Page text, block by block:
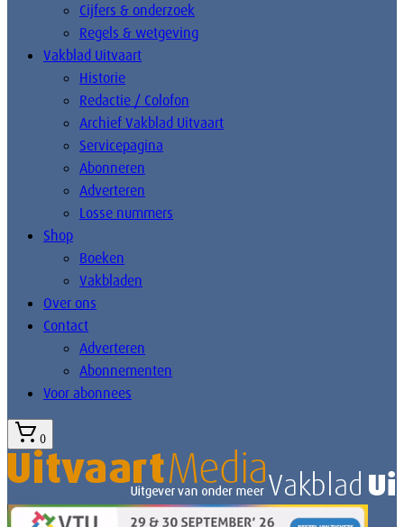
Cijfers & onderzoek
Regels & wetgeving
Vakblad Uitvaart
Historie
Redactie / Colofon
Archief Vakblad Uitvaart
Servicepagina
Abonneren
Adverteren
Losse nummers
Shop
Boeken
Vakbladen
Over ons
Contact
Adverteren
Abonnementen
Voor abonnees
0